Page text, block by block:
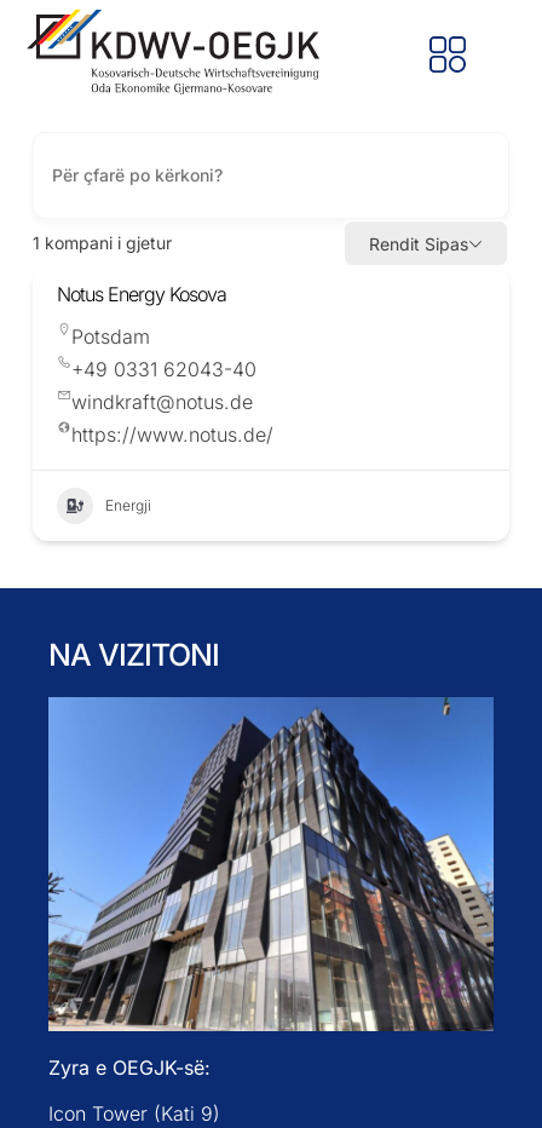
1 kompani i gjetur Rendit Sipas
Notus Energy Kosova
Potsdam
+49 0331 62043-40
windkraft@notus.de
https://www.notus.de/
Energji
NA VIZITONI
Zyra e OEGJK-së:
Icon Tower (Kati 9)